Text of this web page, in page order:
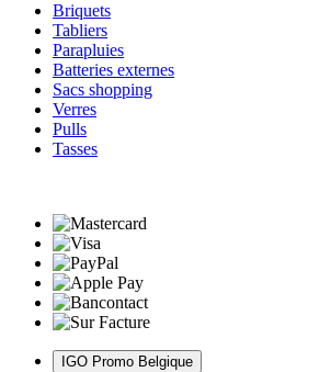
Briquets
Tabliers
Parapluies
Batteries externes
Sacs shopping
Verres
Pulls
Tasses
IGO Promo Belgique